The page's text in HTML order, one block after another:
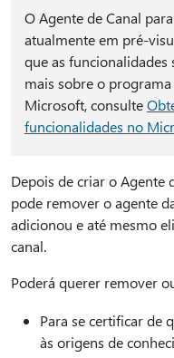
O Agente de Canal
atualmente em pré-
que as funcionalidades
mais sobre o
Microsoft, consulte
funcionalidades no
Depois de criar o Agente
pode remover o agente
adicionou e até mesmo
canal.
Poderá querer remover
Para se certificar de
às origens de